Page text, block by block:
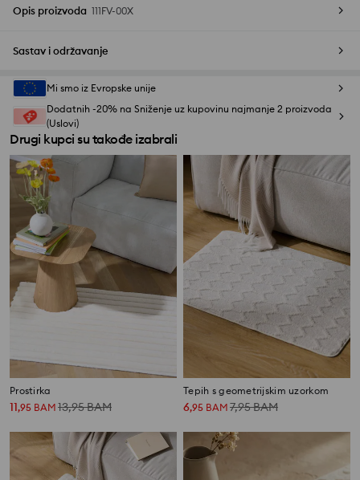
Opis proizvoda 111FV-00X
Sastav i održavanje
Mi smo iz Evropske unije
Dodatnih -20% na Sniženje uz kupovinu najmanje 2 proizvoda
(Uslovi)
Drugi kupci su takođe izabrali
Prostirka
11,95 BAM 13,95BAM
Tepih s geometrijskim uzorkom
6,95 BAM 7,95BAM